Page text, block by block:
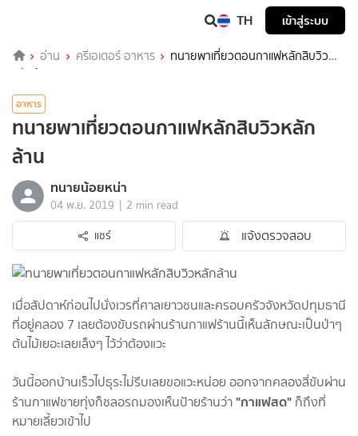
TH เข้าสู่ระบบ
อ่าน ครีเอเตอร์ อาหาร
ทนายพาเที่ยวตอนกาแฟหลักสิบวิว
หลักล้าน
อาหาร
ทนายพาเที่ยวตอนกาแฟหลักสิบวิวหลัก
ล้าน
ทนายน้อยหน่า
04 พ.ย. 2019 | 2 min read
แชร์
แจ้งตรวจสอบ
เมื่อสัปดาห์ก่อนไปนั่งเวรที่ศาลเยาวชนและครอบครัวจังหวัดปทุมธานี
ที่อยู่คลอง 7 เลยต้องขับรถผ่านร้านกาแฟร้านนี้เห็นลักษณะเป็นป่าๆ
ต้นไม้เยอะเลยเล็งๆ ไว้ว่าต้องแวะ
วันนี้ออกบ้านเร็วไปธุระไม่รีบเลยขอแวะหน่อย ออกจากคลองสี่ขับผ่าน
ร้านกาแฟชายทุ่งก็ชลอรถมองเห็นป้ายร้านว่า"กาแฟสด" ก็ถึงที่
หมายเลี้ยวเข้าไป